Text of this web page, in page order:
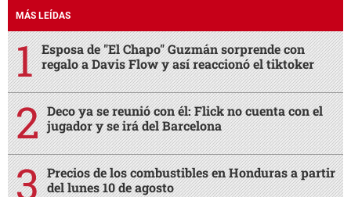
MÁS LEÍDAS
Esposa de "El Chapo" Guzmán sorprende con
regalo a Davis Flow y así reaccionó el tiktoker
Deco ya se reunió con él: Flick no cuenta con el
jugador y se irá del Barcelona
Precios de los combustibles en Honduras a partir
del lunes 10 de agosto